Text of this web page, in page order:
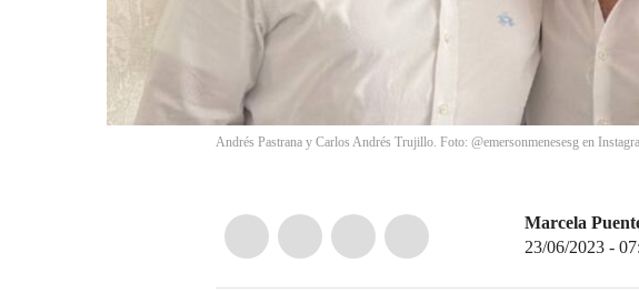
Andrés Pastrana y Carlos Andrés Trujillo. Foto: @emersonmenesesg en
Marcela
23/06/2023 -